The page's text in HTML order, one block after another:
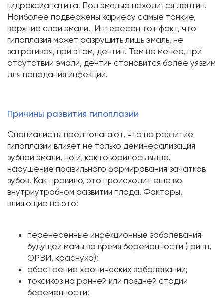
гидроксиапатита. Под эмалью находится дентин.
Наиболее подвержены кариесу самые тонкие,
верхние слои эмали. Интересен тот факт, что
гипоплазия может разрушить лишь эмаль, не
затрагивая, при этом, дентин. Тем не менее, при
отсутствии эмали, дентин становится более уязвим
для попадания инфекций.
Причины развития гипоплазии
Специалисты предполагают, что на развитие
гипоплазии влияет не только деминерализация
зубной эмали, но и, как говорилось выше,
нарушение правильного формирования зачатков
зубов. Как правило, это происходит еще во
внутриутробном развитии плода. Факторы,
влияющие на это:
перенесенные инфекционные заболевания
будущей мамы во время беременности (грипп,
ОРВИ, краснуха);
обострение хронических заболеваний;
токсикоз на ранней или поздней стадии
беременности;